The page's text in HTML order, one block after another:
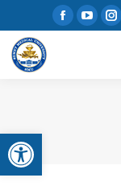
Open toolbar